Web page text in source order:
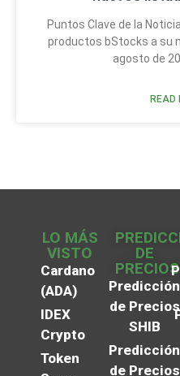
Puntos Clave de la
productos bStocks a su
agosto de
READ
LO MÁS
VISTO
Cardano
(ADA)
IDEX
Crypto
Token
DE
PRECIOS
Predicción
de Precios
SHIB
Predicción
de Precios